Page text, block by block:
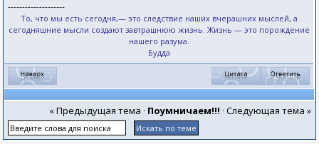
--------------------
То, что мы есть сегодня,— это следствие наших вчерашних мыслей, а
сегодняшние мысли создают завтрашнюю жизнь. Жизнь — это порождение
нашего разума.
Будда
« Предыдущая тема · Поумничаем!!! · Следующая тема »